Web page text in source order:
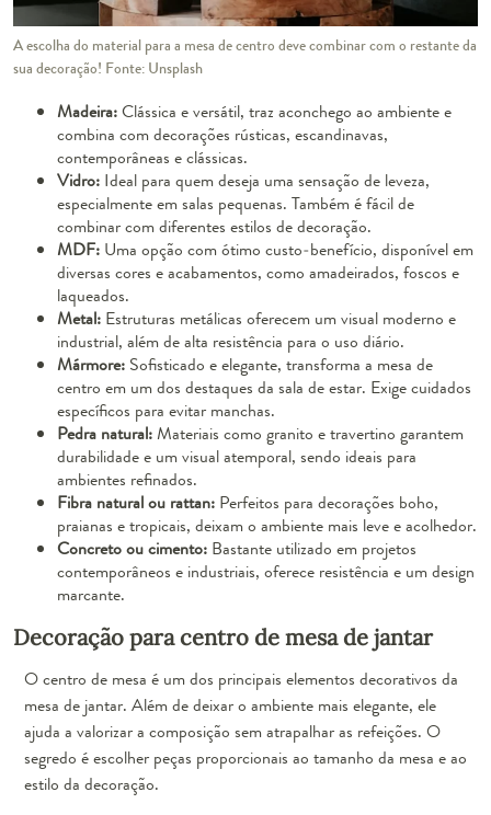
A escolha do material para a mesa de centro deve combinar com o restante da
sua decoração! Fonte: Unsplash
Madeira:Clássica e versátil, traz aconchego ao ambiente e
combina com decorações rústicas, escandinavas,
contemporâneas e clássicas.
Vidro: Ideal para quem deseja uma sensação de leveza,
especialmente em salas pequenas. Também é fácil de
combinar com diferentes estilos de decoração.
MDF: Uma opção com ótimo custo-benefício, disponível em
diversas cores e acabamentos, como amadeirados, foscos e
laqueados.
Metal: Estruturas metálicas oferecem um visual moderno e
industrial, além de alta resistência para o uso diário.
Mármore: Sofisticado e elegante, transforma a mesa de
centro em um dos destaques da sala de estar. Exige cuidados
específicos para evitar manchas.
Pedra natural:Materiais como granito e travertino garantem
durabilidade e um visual atemporal, sendo ideais para
ambientes refinados.
Fibra natural ou rattan: Perfeitos para decorações boho,
praianas e tropicais, deixam o ambiente mais leve e acolhedor.
Concreto ou cimento: Bastante utilizado em projetos
contemporâneos e industriais, oferece resistência e um design
marcante.
Decoração para centro de mesa de jantar
O centro de mesa é um dos principais elementos decorativos da
mesa de jantar. Além de deixar o ambiente mais elegante, ele
ajuda a valorizar a composição sem atrapalhar as refeições. O
segredo é escolher peças proporcionais ao tamanho da mesa e ao
estilo da decoração.